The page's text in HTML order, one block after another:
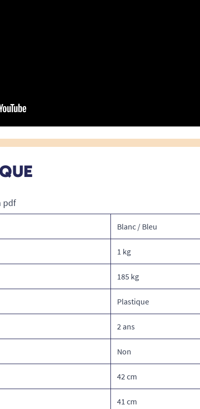
pdf
Blanc / Bleu
1 kg
185 kg
Plastique
2 ans
Non
42 cm
41 cm